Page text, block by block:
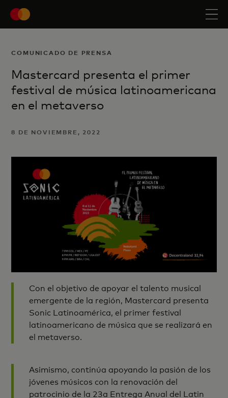
COMUNICADO DE PRENSA
Mastercard presenta el primer
festival de música latinoamericana
en el metaverso
8 DE NOVIEMBRE, 2022
Con el objetivo de apoyar el talento musical
emergente de la región, Mastercard presenta
Sonic Latinoamérica, el primer festival
latinoamericano de música que se realizará en
el metaverso.
Asimismo, continúa apoyando la pasión de los
jóvenes músicos con la renovación del
patrocinio de la 23a Entrega Anual del Latin